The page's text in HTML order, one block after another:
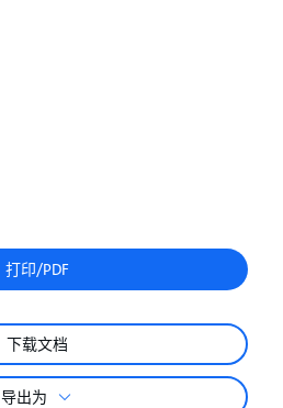
打印/PDF
下载文档
导出为